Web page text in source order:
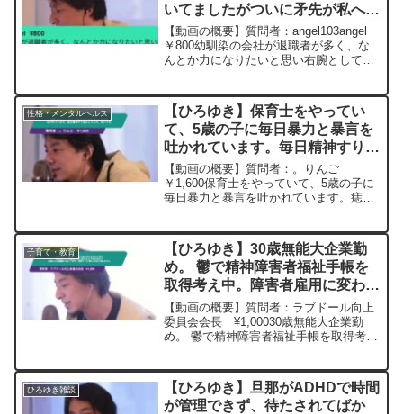
いてましたがついに矛先が私へ向
き鬱と診断され退職。友人関係も
崩壊、LINEなどブロックー ひ
ろゆき切り抜き 20240216
【動画の概要】質問者：angel103angel
￥800幼馴染の会社が退職者が多く、な
んとか力になりたいと思い右腕として働
声を浴びせられ、友人関係も崩壊、LINE
など...
性格・メンタルヘルス
【ひろゆき】保育士をやってい
て、5歳の子に毎日暴力と暴言を
吐かれています。毎日精神すり減
らしてます。辛いです。ー ひろ
ゆき切り抜き 20230317
【動画の概要】質問者：。りんご
￥1,600保育士をやっていて、5歳の子に
毎日暴力と暴言を吐かれています。痣も
てます。園長、主任からのパワハラもあ
り、鬱病になったのに休...
子育て・教育
【ひろゆき】30歳無能大企業勤
め。 鬱で精神障害者福祉手帳を
取得考え中。障害者雇用に変わる
と子会社出向で営業から清掃員に
変わります。営業マンに戻れる気
が知れませんー ひろゆき切り抜
【動画の概要】質問者：ラブドール向上
委員会会長 ¥1,00030歳無能大企業勤
め。 鬱で精神障害者福祉手帳を取得考え
に変わります。上司からのパワハラで鬱
発症したのでこん...
ひろゆき雑談
【ひろゆき】旦那がADHDで時間
が管理できず、待たされてばか